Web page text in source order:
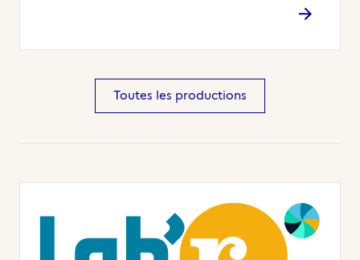
Toutes les productions